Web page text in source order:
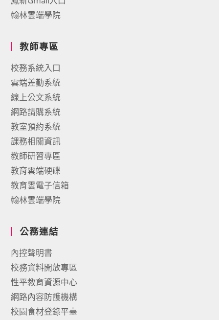
翰林雲端學院
教師專區
校務系統入口
雲端差勤系統
線上公文系統
網路請購系統
教室預約系統
課務相關資訊
教師研習專區
教育雲端硬碟
教育雲電子信箱
翰林雲端學院
公務連結
內控聲明書
校務資料開放專區
性平教育資源中心
網路內容防護機構
校園食材登錄平臺